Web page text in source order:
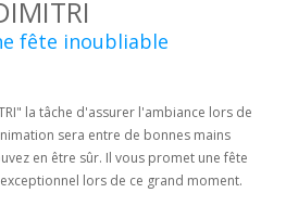
fête inoubliable
la tâche d'assurer l'ambiance lors de
sera entre de bonnes mains
en être sûr. Il vous promet une fête
lors de ce grand moment.